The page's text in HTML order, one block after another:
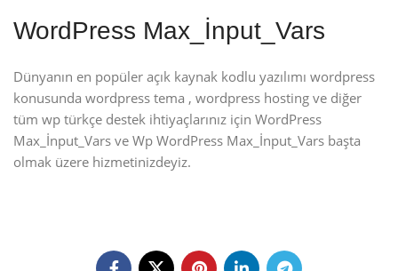
WordPress Max_İnput_Vars
Dünyanın en popüler açık kaynak kodlu yazılımı wordpress
konusunda wordpress tema , wordpress hosting ve diğer
tüm wp türkçe destek ihtiyaçlarınız için WordPress
Max_İnput_Vars ve Wp WordPress Max_İnput_Vars başta
olmak üzere hizmetinizdeyiz.